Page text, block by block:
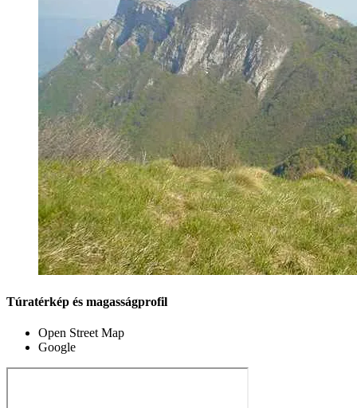
Túratérkép és magasságprofil
Open Street Map
Google